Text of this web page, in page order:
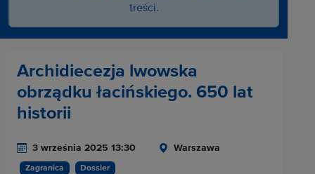
treści.
Archidiecezja lwowska
obrządku łacińskiego. 650 lat
historii
3 września 2025 13:30 Warszawa
Zagranica Dossier